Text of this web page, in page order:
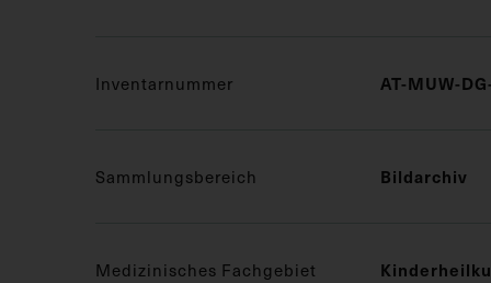
Inventarnummer AT-MUW-
Sammlungsbereich Bildarchiv
Medizinisches Fachgebiet